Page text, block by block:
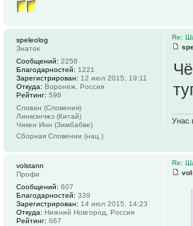
Re:
Унас
speleolog
Знаток
Сообщений: 2256
Благодарностей: 1221
Зарегистрирован: 12 июл 2015, 19:11
Откуда: Воронеж, Россия
Рейтинг: 596
Слован (Словения)
Линмэнчжэ (Китай)
Чикен Инн (Зимбабве)
Сборная Словении (нац.)
Re:
volstann
Профи
Сообщений: 607
Благодарностей: 339
Зарегистрирован: 14 июл 2015, 14:23
Откуда: Нижний Новгород, Россия
Рейтинг: 667